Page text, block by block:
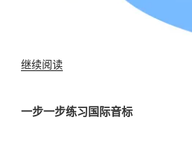
继续阅读“摩
家
一步一步练习国际音标